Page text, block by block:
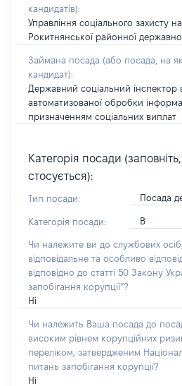
кандидатів):
Управління соціального захисту
Рокитнянської районної державної
Займана посада (або посада, на
кандидат):
Державний соціальний інспектор
автоматизованої обробки
призначенням соціальних виплат
Категорія посади
стосується):
Тип посади: Посада
Категорія посади: В
Чи належите ви до службових
відповідальне та особливо
відповідно до статті 50 Закону
запобігання корупції”?
Ні
Чи належить Ваша посада до
високим рівнем корупційних
переліком, затвердженим
питань запобігання корупції?
Ні